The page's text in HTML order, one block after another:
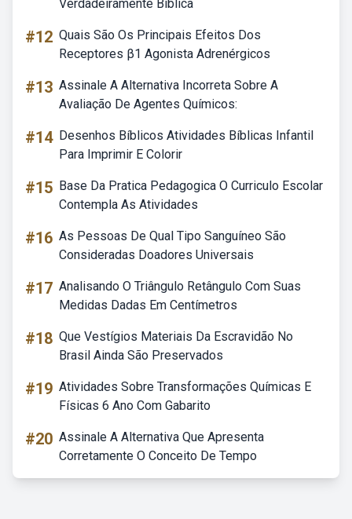
Verdadeiramente Bíblica
#12 Quais São Os Principais Efeitos Dos
Receptores β1 Agonista Adrenérgicos
#13 Assinale A Alternativa Incorreta Sobre A
Avaliação De Agentes Químicos:
#14 Desenhos Bíblicos Atividades Bíblicas Infantil
Para Imprimir E Colorir
#15 Base Da Pratica Pedagogica O Curriculo Escolar
Contempla As Atividades
#16 As Pessoas De Qual Tipo Sanguíneo São
Consideradas Doadores Universais
#17 Analisando O Triângulo Retângulo Com Suas
Medidas Dadas Em Centímetros
#18 Que Vestígios Materiais Da Escravidão No
Brasil Ainda São Preservados
#19 Atividades Sobre Transformações Químicas E
Físicas 6 Ano Com Gabarito
#20 Assinale A Alternativa Que Apresenta
Corretamente O Conceito De Tempo